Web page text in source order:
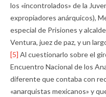
los «incontrolados» de la
expropiadores anárquicos),
especial de Prisiones y
Ventura, juez de paz, y un
[5] Al cuestionarlo sobre el
Encuentro Nacional de los
diferente que contaba con
«anarquistas mexicanos» y